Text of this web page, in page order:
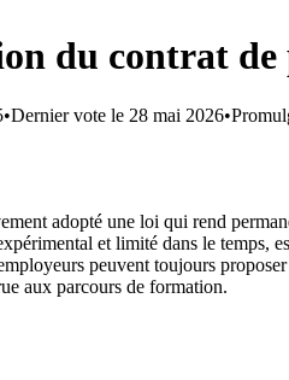
du contrat
•Dernier vote le 28 mai 2026•
adopté une loi qui rend
et limité dans le temps,
peuvent toujours
aux parcours de formation.